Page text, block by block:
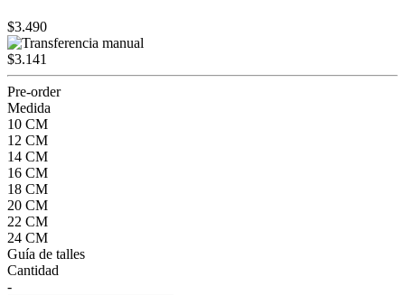
$3.490
$3.141
Pre-order
Medida
10 CM
12 CM
14 CM
16 CM
18 CM
20 CM
22 CM
24 CM
Guía de talles
Cantidad
-